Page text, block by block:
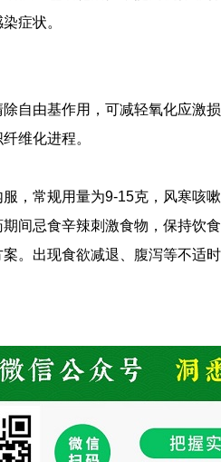
症状。
自由基作用，可减轻氧化应激
维化进程。
服，常规用量为9-15克，风寒咳
间忌食辛辣刺激食物，保持饮
。出现食欲减退、腹泻等不适